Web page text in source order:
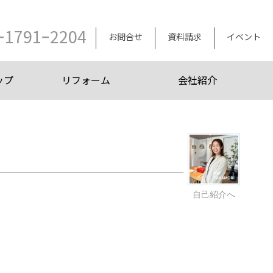
ｰ2204 お問合せ 資料請求 イベント
プ リフォーム 会社紹介
自己紹介へ